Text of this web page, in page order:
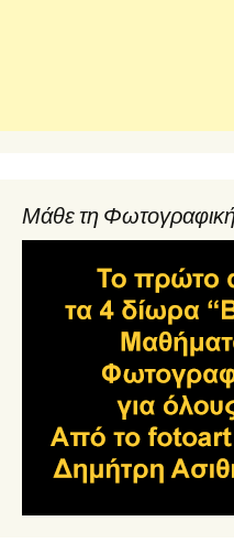
Μάθε τη